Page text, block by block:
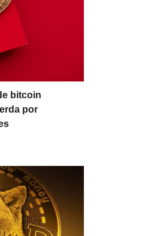
bitcoin
por